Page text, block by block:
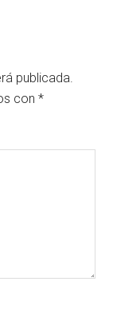
publicada.
con*